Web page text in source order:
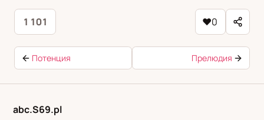
1 101 ♥0
Потенция Прелюдия
abc.S69.pl